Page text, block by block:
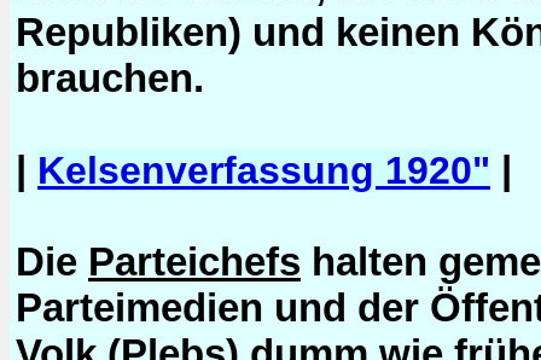
Republiken) und keinen
brauchen.
| Kelsenverfassung 1920" |
Die Parteichefs halten
Parteimedien und der